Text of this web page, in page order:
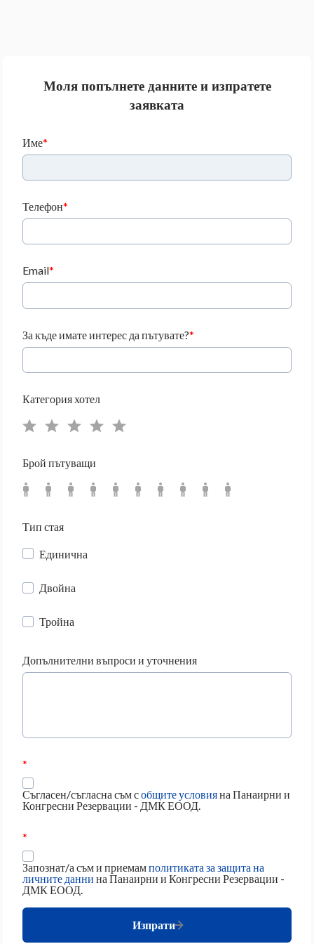
Моля попълнете данните и изпратете
заявката
Име
Телефон
Email
За къде имате интерес да пътувате?
Категория хотел
Брой пътуващи
Тип стая
Единична
Двойна
Тройна
Допълнителни въпроси и уточнения
Съгласен/съгласна съм собщите условияна Панаирни и
Конгресни Резервации - ДМК ЕООД.
Запознат/а съм и приемамполитиката за защита на
личните данни на Панаирни и Конгресни Резервации -
ДМК ЕООД.
Изпрати